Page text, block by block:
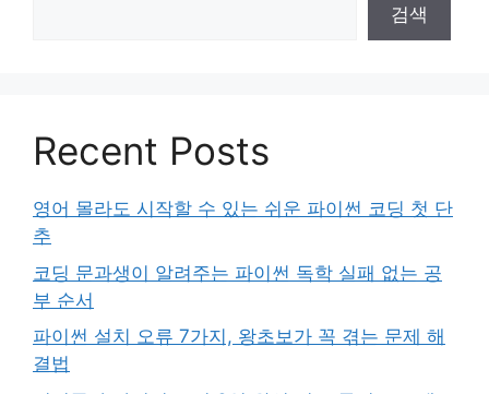
검색
Recent Posts
영어 몰라도 시작할 수 있는 쉬운 파이썬 코딩 첫 단
추
코딩 문과생이 알려주는 파이썬 독학 실패 없는 공
부 순서
파이썬 설치 오류 7가지, 왕초보가 꼭 겪는 문제 해
결법